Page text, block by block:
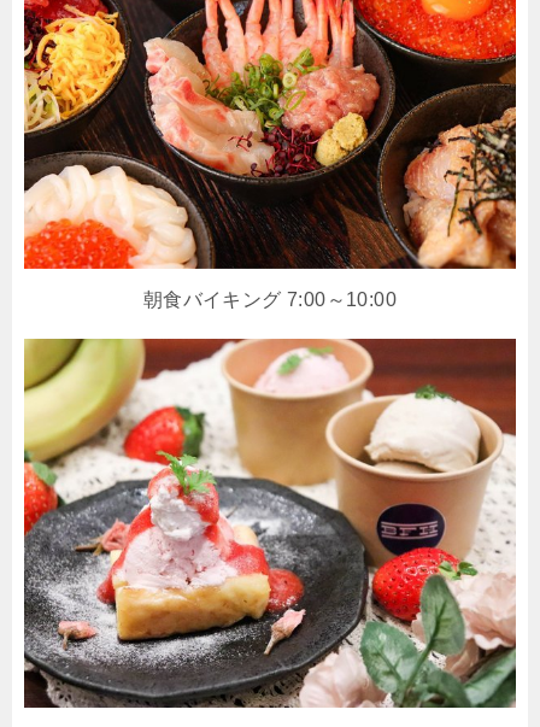
朝食バイキング 7:00～10:00